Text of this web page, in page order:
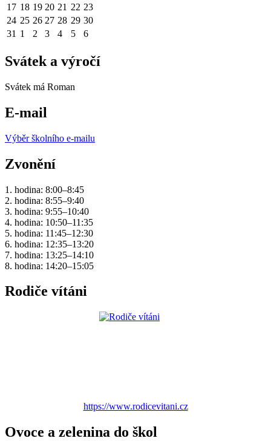
17 18 19 20 21 22 23
24 25 26 27 28 29 30
31 1 2 3 4 5 6
Svátek a výročí
Svátek má Roman
E-mail
Výběr školního e-mailu
Zvonění
1. hodina: 8:00–8:45
2. hodina: 8:55–9:40
3. hodina: 9:55–10:40
4. hodina: 10:50–11:35
5. hodina: 11:45–12:30
6. hodina: 12:35–13:20
7. hodina: 13:25–14:10
8. hodina: 14:20–15:05
Rodiče vítáni
https://www.rodicevitani.cz
Ovoce a zelenina do škol